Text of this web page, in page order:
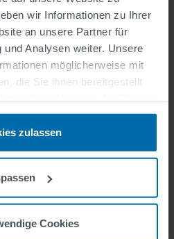
wir Informationen zu Ihrer
an unsere Partner für
Analysen weiter. Unsere
möglicherweise mit
die Sie ihnen bereitgestellt
zulassen
Cookies